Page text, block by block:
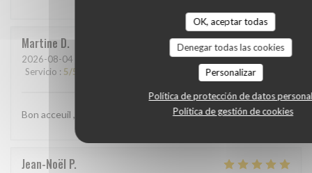
OK, aceptar todas
Denegar todas las cookies
Personalizar
Política de protección de datos
Política de gestión de cookies
Martine D
2026-08-04
Servicio : 5/5 Calidad / Precio
Bon acceuil , service rapide. Repas délicieux
Jean-Noël P